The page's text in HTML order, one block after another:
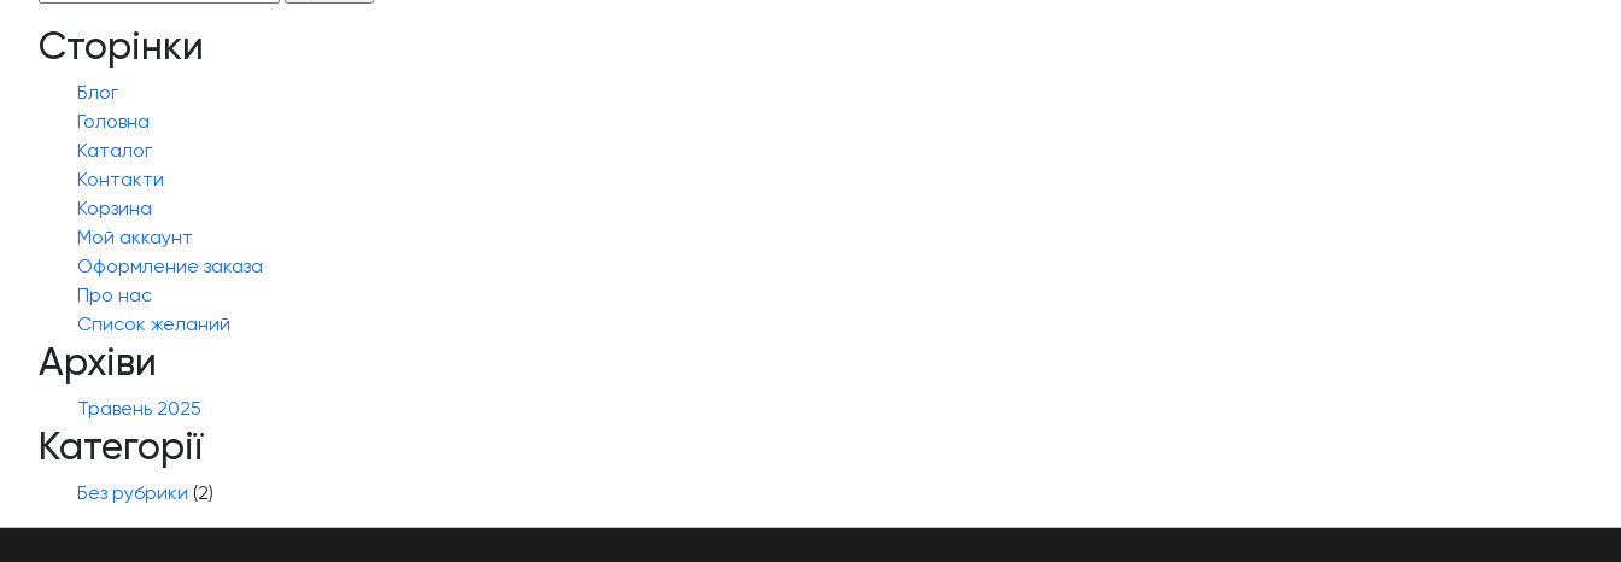
Сторінки
Блог
Головна
Каталог
Контакти
Корзина
Мой аккаунт
Оформление заказа
Про нас
Список желаний
Архіви
Травень 2025
Категорії
Без рубрики (2)